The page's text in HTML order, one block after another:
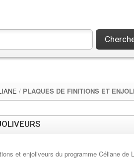
/ PLAQUES DE FINITIONS ET
et enjoliveurs du programme Céliane